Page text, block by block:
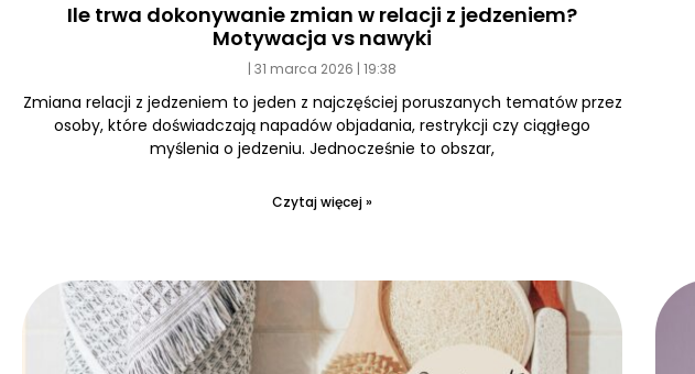
Ile trwa dokonywanie zmian w relacji z jedzeniem?
Motywacja vs nawyki
31 marca 2026 19:38
Zmiana relacji z jedzeniem to jeden z najczęściej poruszanych tematów przez
osoby, które doświadczają napadów objadania, restrykcji czy ciągłego
myślenia o jedzeniu. Jednocześnie to obszar,
Czytaj więcej »